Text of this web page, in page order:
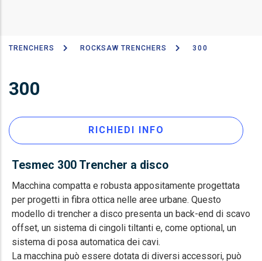
Breadcrumb
TRENCHERS ROCKSAW TRENCHERS 300
300
RICHIEDI INFO
Tesmec 300 Trencher a disco
Macchina compatta e robusta appositamente progettata
per progetti in fibra ottica nelle aree urbane. Questo
modello di trencher a disco presenta un back-end di scavo
offset, un sistema di cingoli tiltanti e, come optional, un
sistema di posa automatica dei cavi.
La macchina può essere dotata di diversi accessori, può